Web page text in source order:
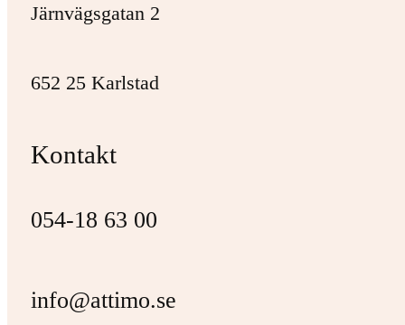
Järnvägsgatan 2
652 25 Karlstad
Kontakt
054-18 63 00
info@attimo.se